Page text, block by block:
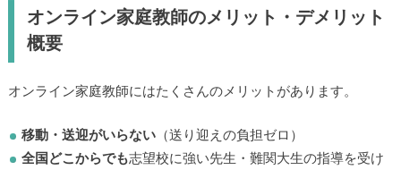
オンライン家庭教師のメリット・デメリット
概要
オンライン家庭教師にはたくさんのメリットがあります。
移動・送迎がいらない （送り迎えの負担ゼロ）
全国どこからでも志望校に強い先生・難関大生の指導を受け